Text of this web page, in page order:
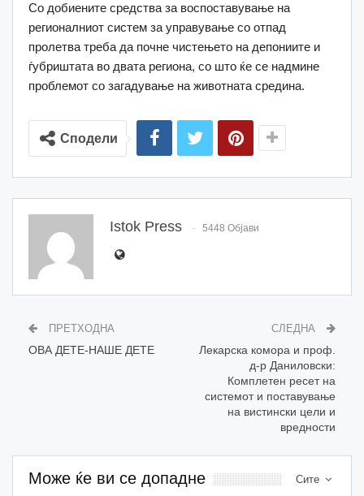
Со добиените средства за воспоставување на
регионалниот систем за управување со отпад
пролетва треба да почне чистењето на депониите и
ѓубриштата во двата региона, со што ќе се надмине
проблемот со загадување на животната средина.
Сподели
Istok Press 5448 Објави
ПРЕТХОДНА
ОВА ДЕТЕ-НАШЕ ДЕТЕ
СЛЕДНА
Лекарска комора и проф.
д-р Даниловски:
Комплетен ресет на
системот и поставување
на вистински цели и
вредности
Сите
Може ќе ви се допадне